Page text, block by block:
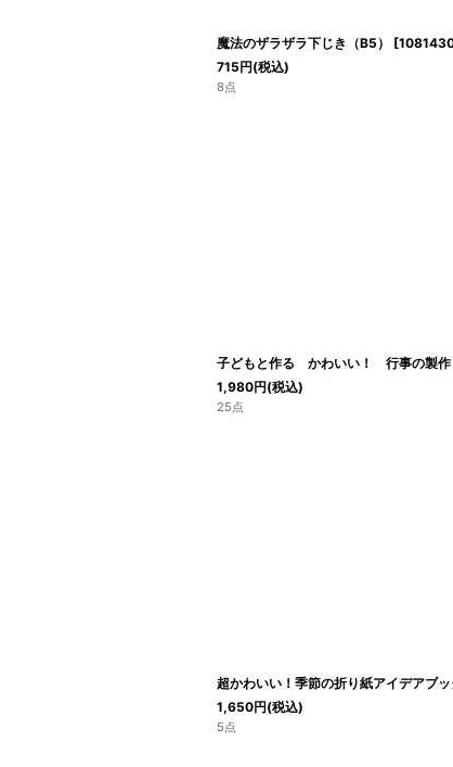
魔法のザラザラ下じき（B5） [
715円(税込)
8点
子どもと作る かわいい！ 行事の製作
1,980円(税込)
25点
超かわいい！季節の折り紙アイデアブッ
1,650円(税込)
5点